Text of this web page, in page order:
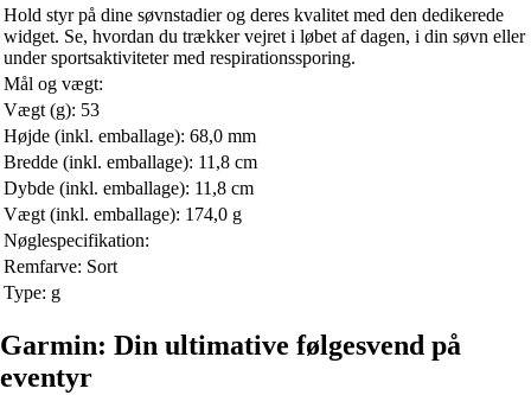
Hold styr på dine søvnstadier og deres kvalitet med den dedikerede
widget. Se, hvordan du trækker vejret i løbet af dagen, i din søvn eller
under sportsaktiviteter med respirationssporing.
Mål og vægt:
Vægt (g): 53
Højde (inkl. emballage): 68,0 mm
Bredde (inkl. emballage): 11,8 cm
Dybde (inkl. emballage): 11,8 cm
Vægt (inkl. emballage): 174,0 g
Nøglespecifikation:
Remfarve: Sort
Type: g
Garmin: Din ultimative følgesvend på
eventyr